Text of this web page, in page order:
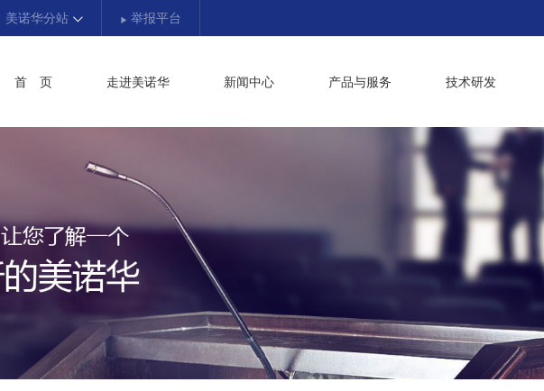
美诺华分站 举报平台
首 页 走进美诺华 新闻中心 产品与服务 技术研发